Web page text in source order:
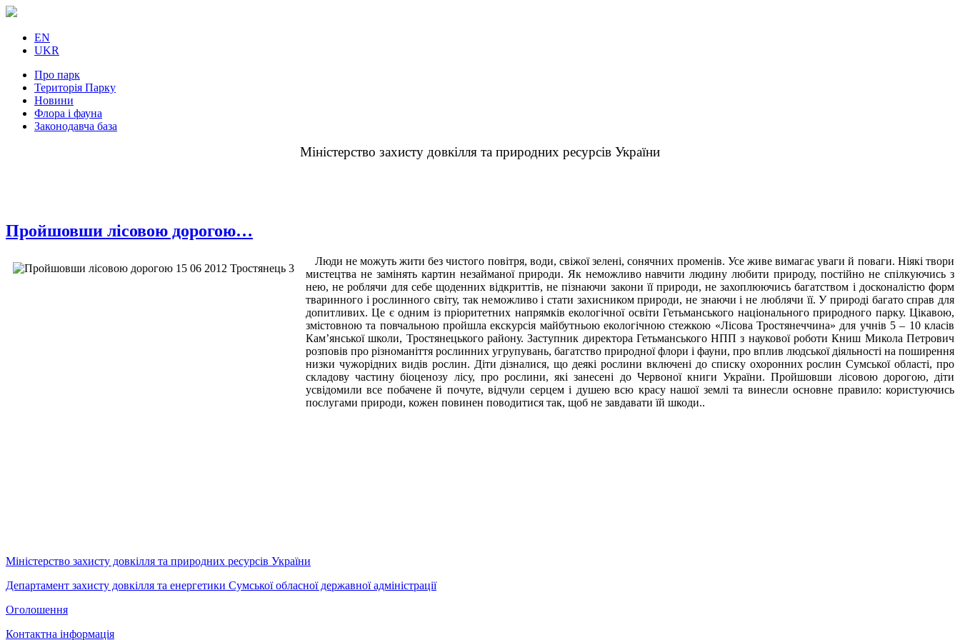
EN
UKR
Про парк
Територія Парку
Новини
Флора і фауна
Законодавча база
Міністерство захисту довкілля та природних ресурсів України
Пройшовши лісовою дорогою…
Люди не можуть жити без чистого повітря, води, свіжої зелені, сонячних променів. Усе живе вимагає уваги й поваги. Ніякі твори
мистецтва не замінять картин незайманої природи. Як неможливо навчити людину любити природу, постійно не спілкуючись з
нею, не роблячи для себе щоденних відкриттів, не пізнаючи закони її природи, не захоплюючись багатством і досконалістю форм
тваринного і рослинного світу, так неможливо і стати захисником природи, не знаючи і не люблячи її. У природі багато справ для
допитливих. Це є одним із пріоритетних напрямків екологічної освіти Гетьманського національного природного парку. Цікавою,
змістовною та повчальною пройшла екскурсія майбутньою екологічною стежкою «Лісова Тростянеччина» для учнів 5 – 10 класів
Кам’янської школи, Тростянецького району. Заступник директора Гетьманського НПП з наукової роботи Книш Микола Петрович
розповів про різноманіття рослинних угрупувань, багатство природної флори і фауни, про вплив людської діяльності на поширення
низки чужорідних видів рослин. Діти дізналися, що деякі рослини включені до списку охоронних рослин Сумської області, про
складову частину біоценозу лісу, про рослини, які занесені до Червоної книги України. Пройшовши лісовою дорогою, діти
усвідомили все побачене й почуте, відчули серцем і душею всю красу нашої землі та винесли основне правило: користуючись
послугами природи, кожен повинен поводитися так, щоб не завдавати їй шкоди..
Міністерство захисту довкілля та природних ресурсів України
Департамент захисту довкілля та енергетики Сумської обласної державної адміністрації
Оголошення
Контактна інформація